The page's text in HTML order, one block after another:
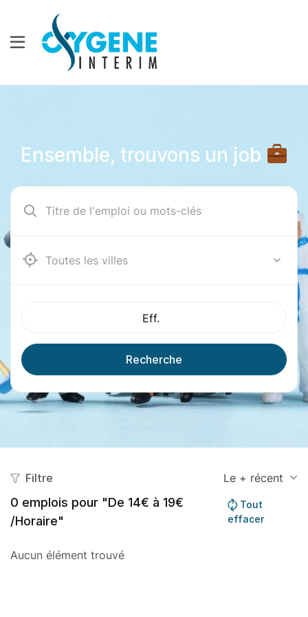
Ensemble, trouvons un job
12000
Eff.
Recherche
Filtre Le + récent
0 emplois pour "De 14€ à 19€
/Horaire"
Tout
effacer
Aucun élément trouvé